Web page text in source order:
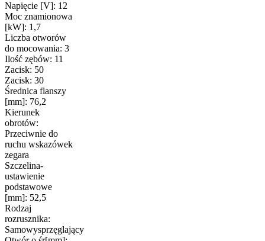
Napięcie [V]: 12
Moc znamionowa
[kW]: 1,7
Liczba otworów
do mocowania: 3
Ilość zębów: 11
Zacisk: 50
Zacisk: 30
Średnica flanszy
[mm]: 76,2
Kierunek
obrotów:
Przeciwnie do
ruchu wskazówek
zegara
Szczelina-
ustawienie
podstawowe
[mm]: 52,5
Rodzaj
rozrusznika:
Samowysprzęglający